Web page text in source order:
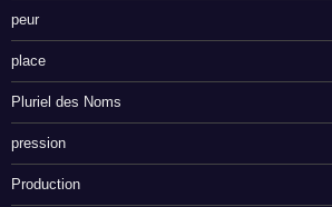
peur
place
Pluriel des Noms
pression
Production